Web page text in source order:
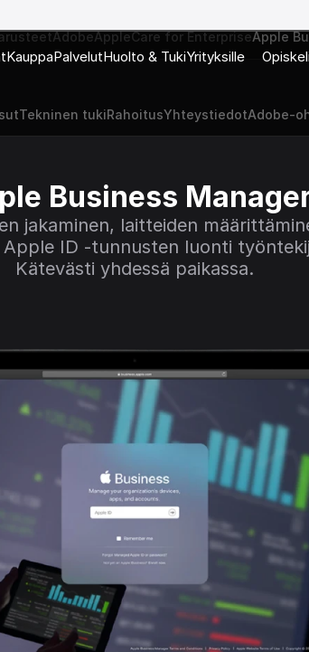
AdobeAppleCare for EnterpriseApple
Business
jakaminen, laitteiden
ID -tunnusten luonti
Kätevästi yhdessä paikassa.
KauppaPalvelutHuolto & TukiYrityksille
Tekninen tukiRahoitusYhteystiedotAdobe-